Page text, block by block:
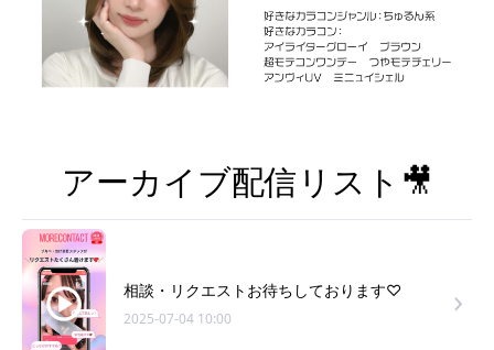
アーカイブ配信リスト🎥
相談・リクエストお待ちしております♡
2025-07-04 10:00